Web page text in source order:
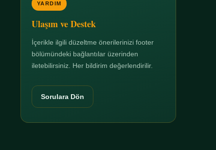
YARDIM
Ulaşım ve Destek
İçerikle ilgili düzeltme önerilerinizi footer
bölümündeki bağlantılar üzerinden
iletebilirsiniz. Her bildirim değerlendirilir.
Sorulara Dön